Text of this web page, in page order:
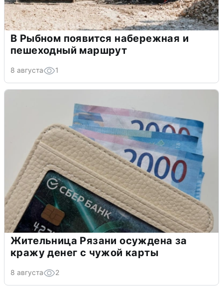
В Рыбном появится набережная и
пешеходный маршрут
8 августа 1
Жительница Рязани осуждена за
кражу денег с чужой карты
8 августа 2